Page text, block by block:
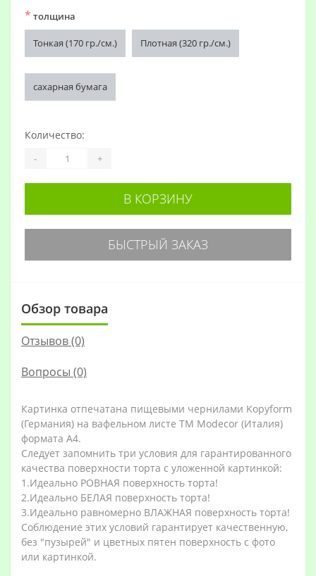
* толщина
Тонкая (170 гр./см.) Плотная (320 гр./см.)
сахарная бумага
Количество:
- +
В КОРЗИНУ
БЫСТРЫЙ ЗАКАЗ
Обзор товара
Отзывов (0)
Вопросы (0)
Картинка отпечатана пищевыми чернилами Kopyform
(Германия) на вафельном листе TM Modecor (Италия)
формата А4.
Следует запомнить три условия для гарантированного
качества поверхности торта с уложенной картинкой:
1.Идеально РОВНАЯ поверхность торта!
2.Идеально БЕЛАЯ поверхность торта!
3.Идеально равномерно ВЛАЖНАЯ поверхность торта!
Соблюдение этих условий гарантирует качественную,
без "пузырей" и цветных пятен поверхность с фото
или картинкой.